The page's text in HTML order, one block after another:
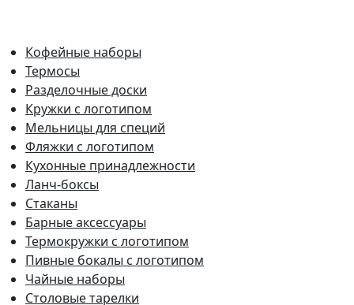
Кофейные наборы
Термосы
Разделочные доски
Кружки с логотипом
Мельницы для специй
Фляжки с логотипом
Кухонные принадлежности
Ланч-боксы
Стаканы
Барные аксессуары
Термокружки с логотипом
Пивные бокалы с логотипом
Чайные наборы
Столовые тарелки